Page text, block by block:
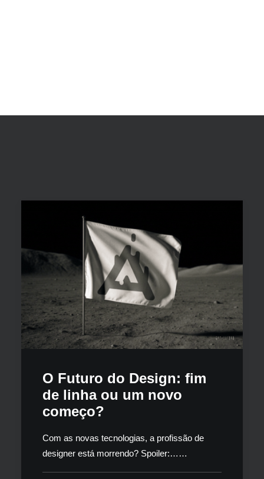
O Futuro do Design: fim
de linha ou um novo
começo?
Com as novas tecnologias, a profissão de
designer está morrendo? Spoiler:……